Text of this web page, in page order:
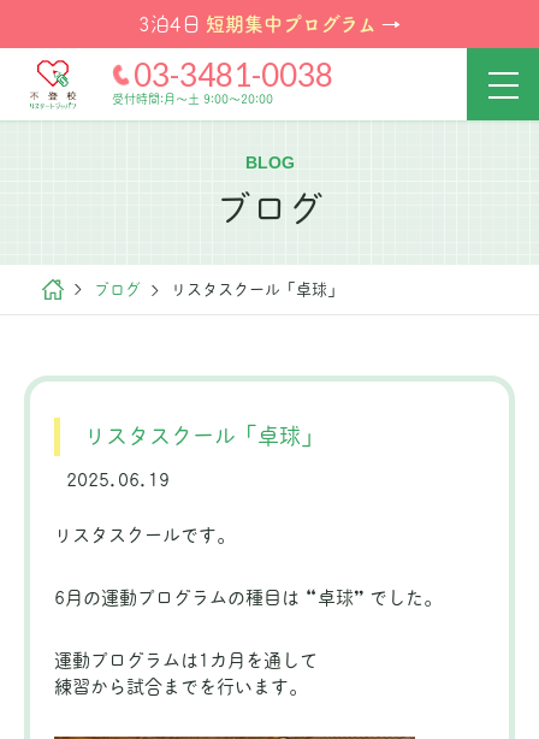
3泊4日 短期集中プログラム →
03-3481-0038
受付時間:月～土 9:00～20:00
BLOG
ブログ
ブログ リスタスクール「卓球」
リスタスクール「卓球」
2025.06.19
リスタスクールです。
6月の運動プログラムの種目は “卓球” でした。
運動プログラムは1カ月を通して
練習から試合までを行います。